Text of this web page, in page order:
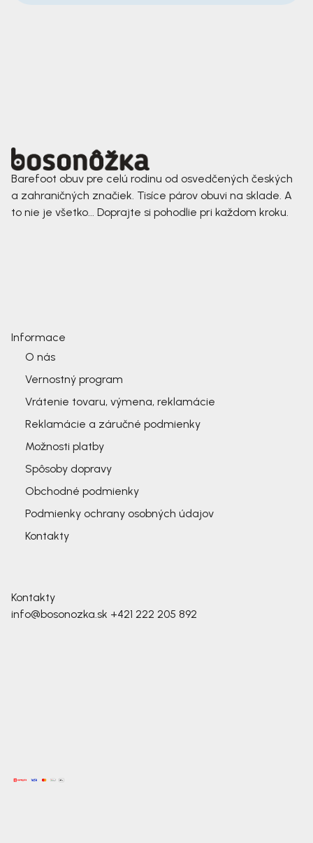
Barefoot obuv pre celú rodinu od osvedčených českých
a zahraničných značiek. Tisíce párov obuvi na sklade. A
to nie je všetko... Doprajte si pohodlie pri každom kroku.
Informace
O nás
Vernostný program
Vrátenie tovaru, výmena, reklamácie
Reklamácie a záručné podmienky
Možnosti platby
Spôsoby dopravy
Obchodné podmienky
Podmienky ochrany osobných údajov
Kontakty
Kontakty
info@bosonozka.sk +421 222 205 892